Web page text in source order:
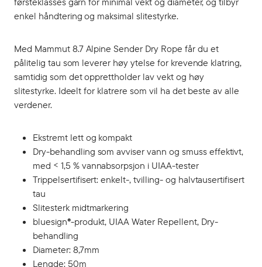
enkel håndtering og maksimal slitestyrke.
Med Mammut 8.7 Alpine Sender Dry Rope får du et
pålitelig tau som leverer høy ytelse for krevende klatring,
samtidig som det opprettholder lav vekt og høy
slitestyrke. Ideelt for klatrere som vil ha det beste av alle
verdener.
Ekstremt lett og kompakt
Dry-behandling som avviser vann og smuss effektivt,
med < 1,5 % vannabsorpsjon i UIAA-tester
Trippelsertifisert: enkelt-, tvilling- og halvtausertifisert
tau
Slitesterk midtmarkering
bluesign®-produkt, UIAA Water Repellent, Dry-
behandling
Diameter: 8,7mm
Lengde: 50m